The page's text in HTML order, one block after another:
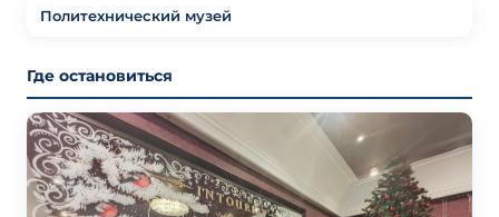
Политехнический музей
Где остановиться